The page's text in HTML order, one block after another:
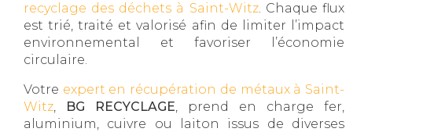
recyclage des déchets à Saint-Witz. Chaque flux
est trié, traité et valorisé afin de limiter l’impact
environnemental et favoriser l’économie
circulaire.
Votre expert en récupération de métaux à Saint-
Witz, BG RECYCLAGE, prend en charge fer,
aluminium, cuivre ou laiton issus de diverses